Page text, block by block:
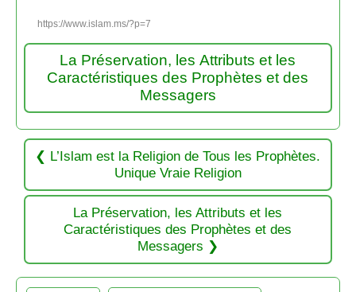
https://www.islam.ms/?p=7
La Préservation, les Attributs et les
Caractéristiques des Prophètes et des
Messagers
L’Islam est la Religion de Tous les Prophètes.
Unique Vraie Religion
La Préservation, les Attributs et les
Caractéristiques des Prophètes et des
Messagers